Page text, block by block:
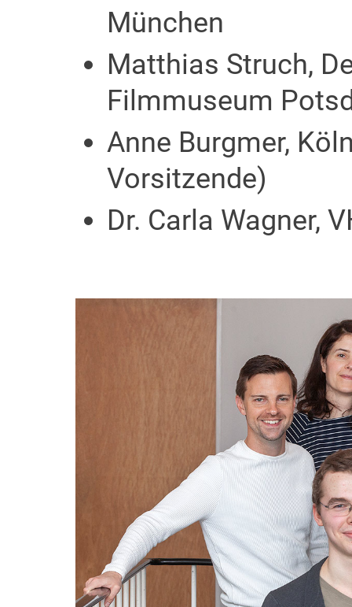
München
Matthias Struch,
Filmmuseum
Anne Burgmer,
Vorsitzende)
Dr. Carla Wagner,